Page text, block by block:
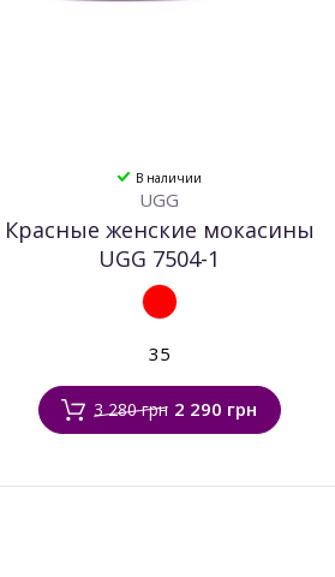
В наличии
UGG
Красные женские мокасины
UGG 7504-1
35
3 280 грн 2 290 грн